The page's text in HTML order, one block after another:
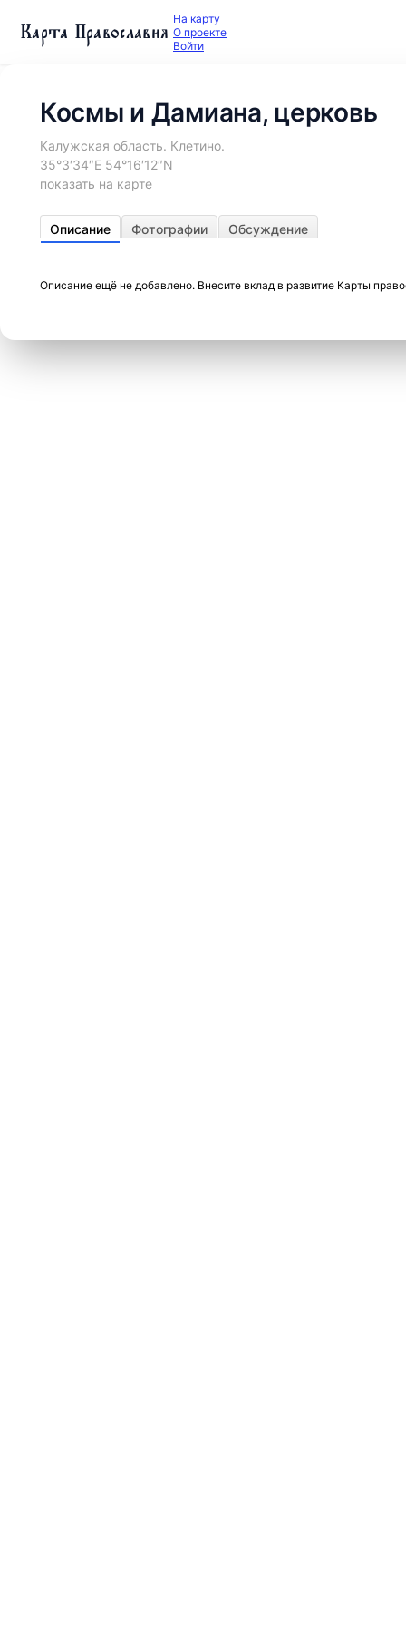
Карта Православия На карту
О проекте
Войти
Космы и Дамиана, церковь
Калужская область. Клетино.
35°3′34″E 54°16′12″N
показать на карте
Описание Фотографии Обсуждение
Описание ещё не добавлено. Внесите вклад в развитие Карты